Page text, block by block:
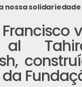
nossa
al